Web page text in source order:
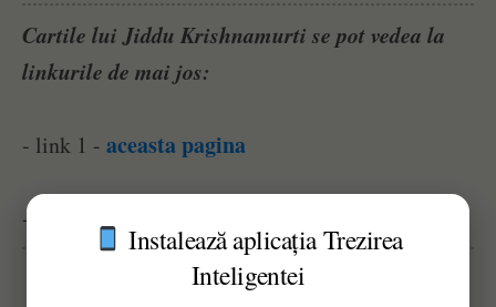
Cartile lui Jiddu Krishnamurti se pot vedea la
linkurile de mai jos:
- link 1 - aceasta pagina
- link 2 - aceasta pagina
Instalează aplicația Trezirea
Inteligentei